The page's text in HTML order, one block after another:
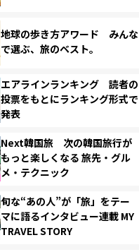
地球の歩き方アワード みんな
で選ぶ、旅のベスト。
エアラインランキング 読者の
投票をもとにランキング形式で
発表
Next韓国旅 次の韓国旅行が
もっと楽しくなる 旅先・グル
メ・テクニック
旬な“あの人”が「旅」をテー
マに語るインタビュー連載 MY
TRAVEL STORY